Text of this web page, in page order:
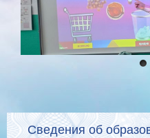
Сведения об